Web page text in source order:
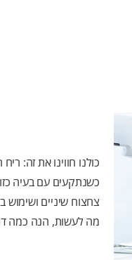
כולנו חווינו את זה:
כשנתקעים עם בעיה
צחצוח שיניים ושימוש
מה לעשות, הנה כמה